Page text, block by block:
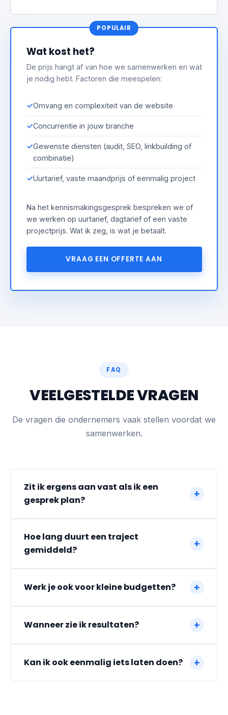
Wat kost het?
De prijs hangt af van hoe we samenwerken en wat
je nodig hebt. Factoren die meespelen:
Omvang en complexiteit van de website
Concurrentie in jouw branche
Gewenste diensten (audit, SEO, linkbuilding of
combinatie)
Uurtarief, vaste maandprijs of eenmalig project
Na het kennismakingsgesprek bespreken we of
we werken op uurtarief, dagtarief of een vaste
projectprijs. Wat ik zeg, is wat je betaalt.
VRAAG EEN OFFERTE AAN
FAQ
VEELGESTELDE VRAGEN
De vragen die ondernemers vaak stellen voordat we
samenwerken.
Zit ik ergens aan vast als ik een
gesprek plan?
+
Hoe lang duurt een traject
gemiddeld?
+
Werk je ook voor kleine budgetten? +
Wanneer zie ik resultaten? +
Kan ik ook eenmalig iets laten doen? +